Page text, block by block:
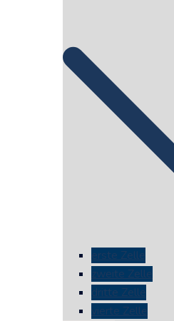
erste Zelle
zweite Zelle
dritte Zelle
vierte Zelle